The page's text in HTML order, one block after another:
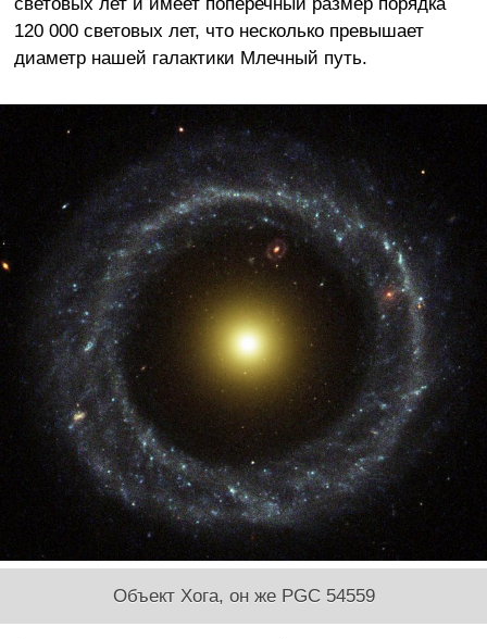
120 000 световых лет, что несколько превышает
диаметр нашей галактики Млечный путь.
Объект Хога, он же PGC 54559